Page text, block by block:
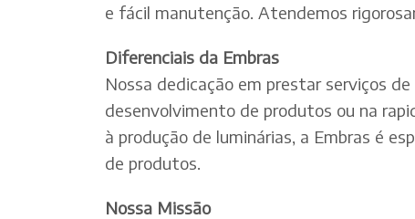
e fácil manutenção. Atendemos
Diferenciais da Embras
Nossa dedicação em prestar serviços
desenvolvimento de produtos ou na
à produção de luminárias, a Embras é
de produtos.
Nossa Missão